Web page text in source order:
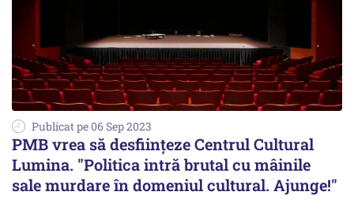
Publicat pe 06 Sep 2023
PMB vrea să desfiinţeze Centrul Cultural
Lumina. "Politica intră brutal cu mâinile
sale murdare în domeniul cultural. Ajunge!"